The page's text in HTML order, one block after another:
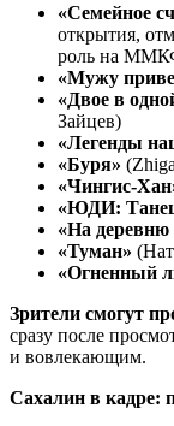
«Семейное
открытия,
роль на
«Мужу
«Двое в
Зайцев)
«Легенды
«Буря»
«Чингис-
«ЮДИ: Танец
«На деревню
«Туман»
«Огненный
Зрители смогут
сразу после
и вовлекающим.
Сахалин в кадре: